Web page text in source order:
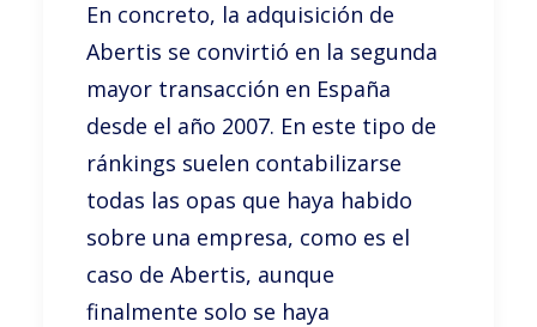
En concreto, la adquisición de
Abertis se convirtió en la segunda
mayor transacción en España
desde el año 2007. En este tipo de
ránkings suelen contabilizarse
todas las opas que haya habido
sobre una empresa, como es el
caso de Abertis, aunque
finalmente solo se haya